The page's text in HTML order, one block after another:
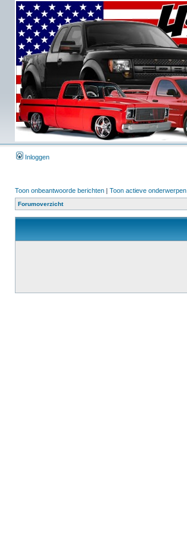
Inloggen
Toon onbeantwoorde berichten | Toon actieve onderwerpen
Forumoverzicht